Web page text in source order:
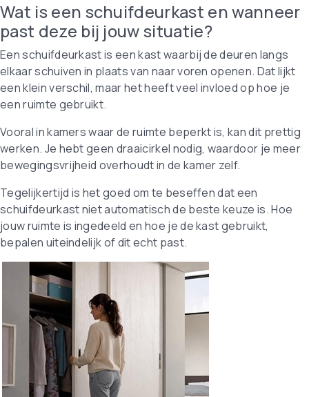
Wat is een schuifdeurkast en wanneer
past deze bij jouw situatie?
Een schuifdeurkast is een kast waarbij de deuren langs
elkaar schuiven in plaats van naar voren openen. Dat lijkt
een klein verschil, maar het heeft veel invloed op hoe je
een ruimte gebruikt.
Vooral in kamers waar de ruimte beperkt is, kan dit prettig
werken. Je hebt geen draaicirkel nodig, waardoor je meer
bewegingsvrijheid overhoudt in de kamer zelf.
Tegelijkertijd is het goed om te beseffen dat een
schuifdeurkast niet automatisch de beste keuze is. Hoe
jouw ruimte is ingedeeld en hoe je de kast gebruikt,
bepalen uiteindelijk of dit echt past.